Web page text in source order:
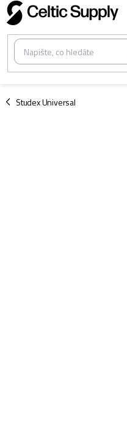
Přejít
na
obsah
Studex Universal
/